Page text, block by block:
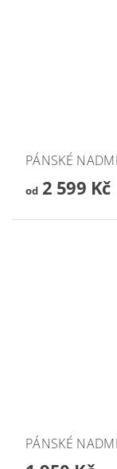
PÁNSKÉ
od2 599 Kč
PÁNSKÉ